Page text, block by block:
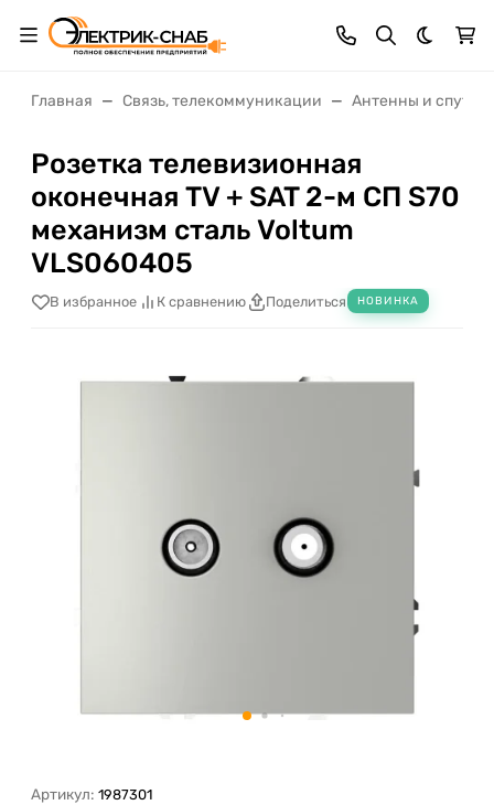
Темная
Главная Связь, телекоммуникации Антенны и
Розетка телевизионная
оконечная TV + SAT 2-м СП S70
механизм сталь Voltum
VLS060405
В избранное К сравнению Поделиться НОВИНКА
Артикул: 1987301